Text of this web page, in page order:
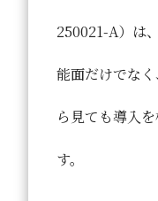
250021-A）は
能面だけでな
ら見ても導入
す。